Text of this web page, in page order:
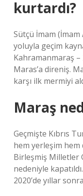
kurtardı?
Sütçü İmam (İmam
yoluyla geçim
Kahramanmaraş –
Maras’a direniş.
karşı ilk mermiyi
Maraş
Geçmişte Kıbrıs
hem yerleşim hem
Birleşmiş Milletler
nedeniyle
2020’de yıllar